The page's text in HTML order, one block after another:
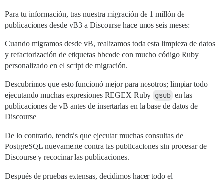
Para tu información, tras nuestra migración de 1 millón de
publicaciones desde vB3 a Discourse hace unos seis meses:
Cuando migramos desde vB, realizamos toda esta limpieza de datos
y refactorización de etiquetas bbcode con mucho código Ruby
personalizado en el script de migración.
Descubrimos que esto funcionó mejor para nosotros; limpiar todo
ejecutando muchas expresiones REGEX Ruby gsub en las
publicaciones de vB antes de insertarlas en la base de datos de
Discourse.
De lo contrario, tendrás que ejecutar muchas consultas de
PostgreSQL nuevamente contra las publicaciones sin procesar de
Discourse y recocinar las publicaciones.
Después de pruebas extensas, decidimos hacer todo el